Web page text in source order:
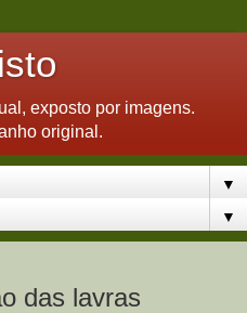
exposto por imagens.
original.
▼
▼
das lavras